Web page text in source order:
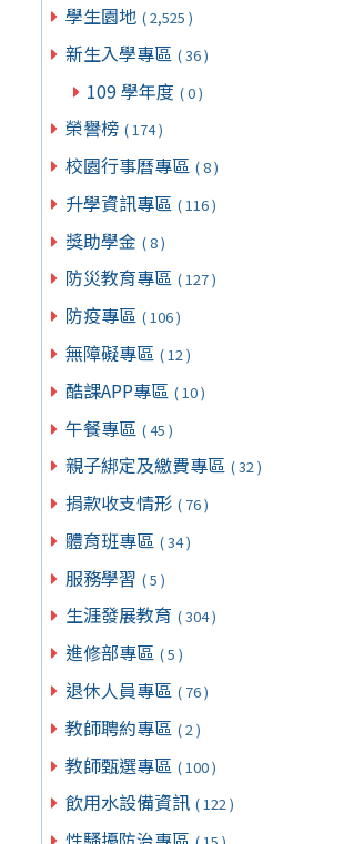
學生園地 ( 2,525 )
新生入學專區 ( 36 )
109 學年度 ( 0 )
榮譽榜 ( 174 )
校園行事曆專區 ( 8 )
升學資訊專區 ( 116 )
獎助學金 ( 8 )
防災教育專區 ( 127 )
防疫專區 ( 106 )
無障礙專區 ( 12 )
酷課APP專區 ( 10 )
午餐專區 ( 45 )
親子綁定及繳費專區 ( 32 )
捐款收支情形 ( 76 )
體育班專區 ( 34 )
服務學習 ( 5 )
生涯發展教育 ( 304 )
進修部專區 ( 5 )
退休人員專區 ( 76 )
教師聘約專區 ( 2 )
教師甄選專區 ( 100 )
飲用水設備資訊 ( 122 )